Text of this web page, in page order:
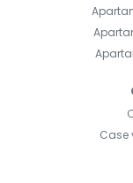
Case